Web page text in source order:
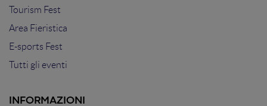
Tourism Fest
Area Fieristica
E-sports Fest
Tutti gli eventi
INFORMAZIONI